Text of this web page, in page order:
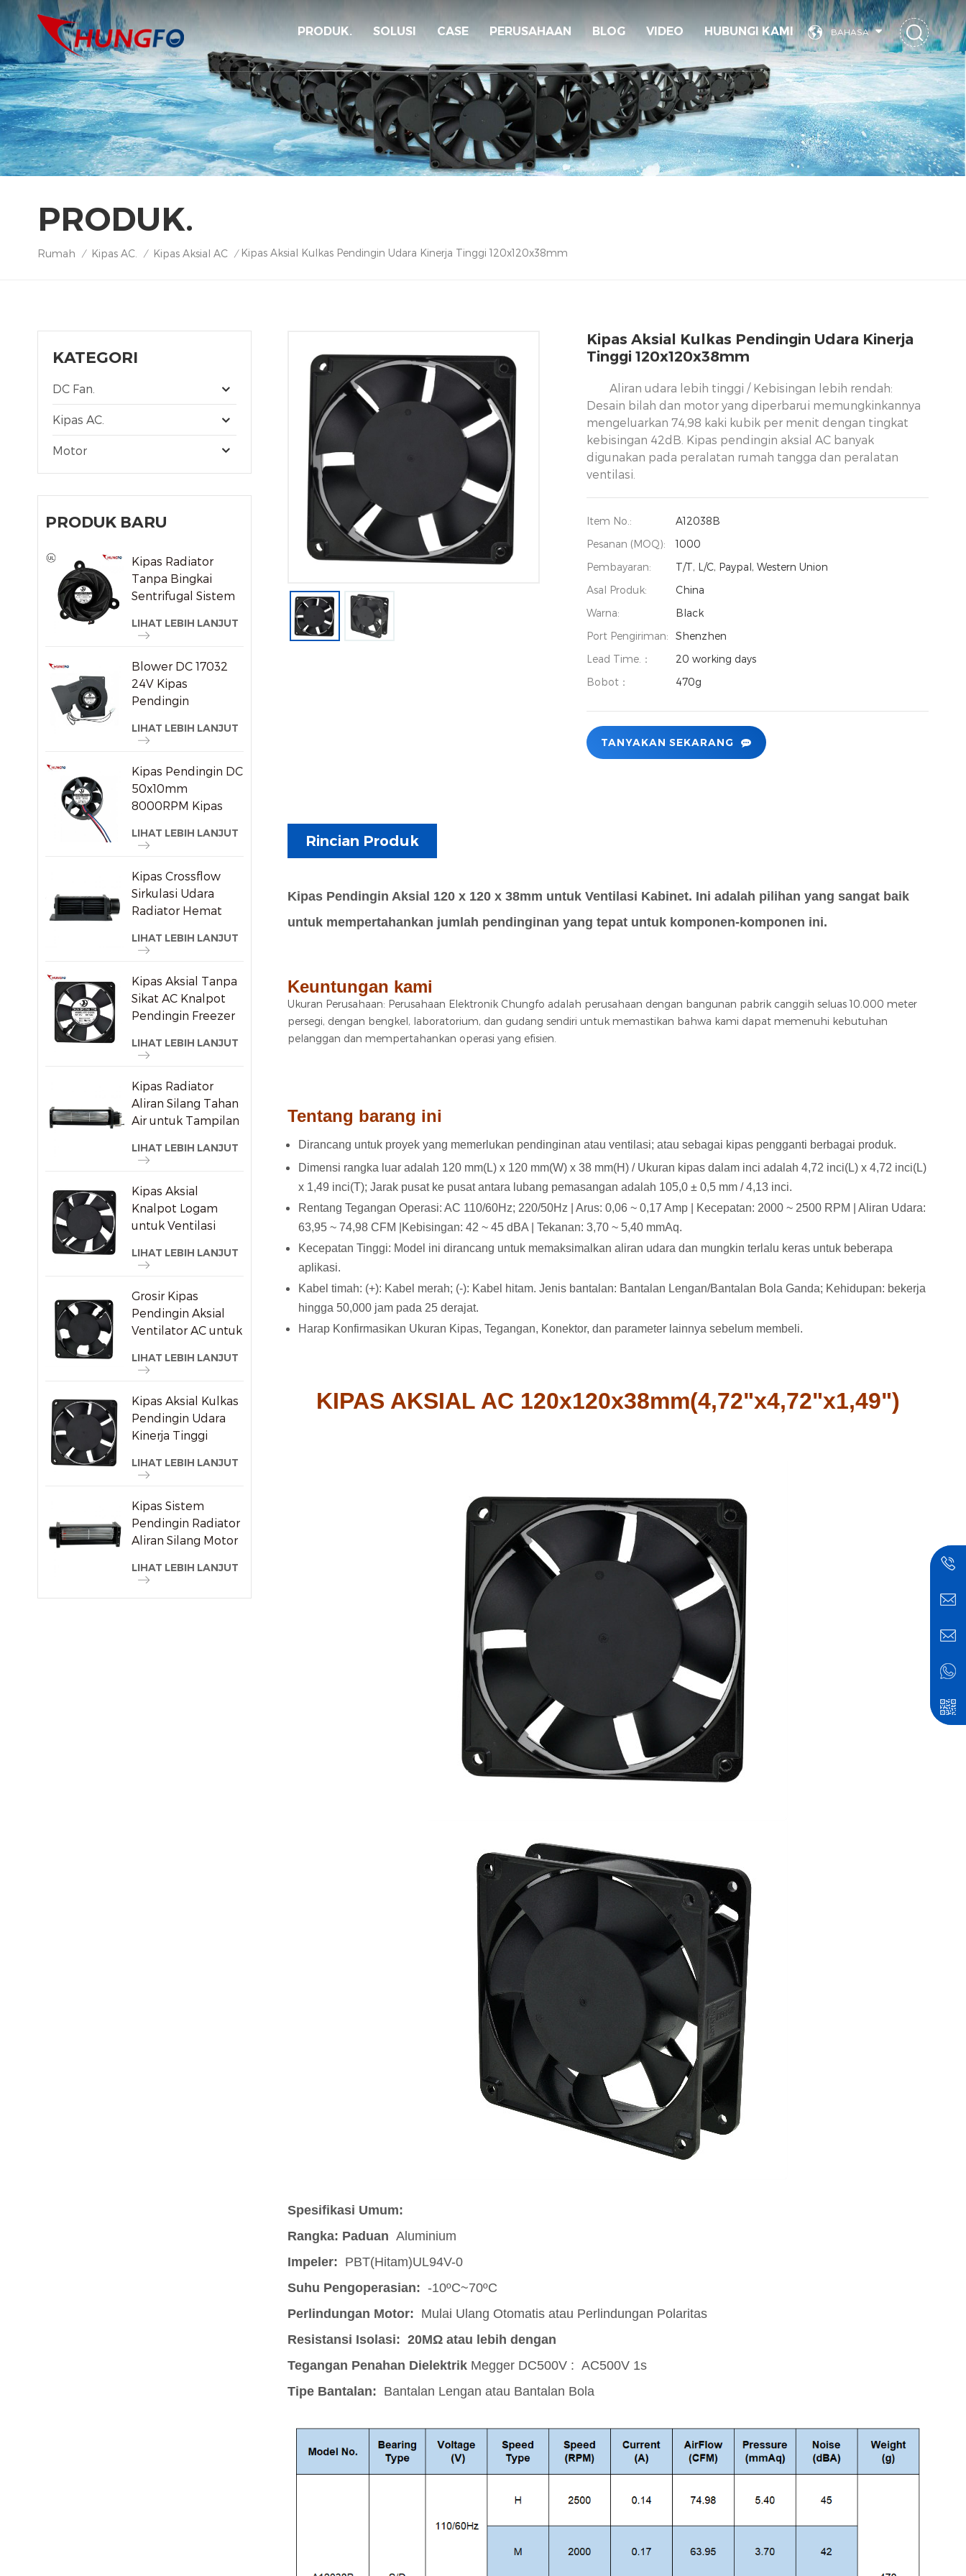
BAHASA
PRODUK. SOLUSI CASE PERUSAHAAN BLOG VIDEO HUBUNGI KAMI
PRODUK.
Rumah / Kipas AC. / Kipas Aksial AC / Kipas Aksial Kulkas Pendingin Udara Kinerja Tinggi 120x120x38mm
KATEGORI
DC Fan.
Kipas AC.
Motor
PRODUK BARU
Kipas Radiator
Tanpa Bingkai
Sentrifugal Sistem
DC/Ec
LIHAT LEBIH LANJUT
Blower DC 17032
24V Kipas
Pendingin
Tekanan Statis
LIHAT LEBIH LANJUT
Kipas Pendingin DC
50x10mm
8000RPM Kipas
Berkecepatan
Perangkat
Elektronik Kecil
LIHAT LEBIH LANJUT
Kipas Crossflow
Sirkulasi Udara
Radiator Hemat
LIHAT LEBIH LANJUT
Kipas Aksial Tanpa
Sikat AC Knalpot
Pendingin Freezer
LIHAT LEBIH LANJUT
Kipas Radiator
Aliran Silang Tahan
Air untuk Tampilan
LIHAT LEBIH LANJUT
Kipas Aksial
Knalpot Logam
untuk Ventilasi
LIHAT LEBIH LANJUT
Grosir Kipas
Pendingin Aksial
Ventilator AC untuk
LIHAT LEBIH LANJUT
Kipas Aksial Kulkas
Pendingin Udara
Kinerja Tinggi
LIHAT LEBIH LANJUT
Kipas Sistem
Pendingin Radiator
Aliran Silang Motor
LIHAT LEBIH LANJUT
Kipas Aksial Kulkas Pendingin Udara Kinerja
Tinggi 120x120x38mm
Aliran udara lebih tinggi / Kebisingan lebih rendah:
Desain bilah dan motor yang diperbarui memungkinkannya
mengeluarkan 74,98 kaki kubik per menit dengan tingkat
kebisingan 42dB. Kipas pendingin aksial AC banyak
digunakan pada peralatan rumah tangga dan peralatan
ventilasi.
Item No.:
A12038B
Pesanan (MOQ):
1000
Pembayaran:
T/T, L/C, Paypal, Western Union
Asal Produk:
China
Warna:
Black
Port Pengiriman:
Shenzhen
Lead Time.：
20 working days
Bobot：
470g
TANYAKAN SEKARANG
Rincian Produk
Kipas Pendingin Aksial 120 x 120 x 38mm untuk Ventilasi Kabinet. Ini adalah pilihan yang sangat baik
untuk mempertahankan jumlah pendinginan yang tepat untuk komponen-komponen ini.
Keuntungan kami
Ukuran Perusahaan: Perusahaan Elektronik Chungfo adalah perusahaan dengan bangunan pabrik canggih seluas 10.000 meter
persegi, dengan bengkel, laboratorium, dan gudang sendiri untuk memastikan bahwa kami dapat memenuhi kebutuhan
pelanggan dan mempertahankan operasi yang efisien.
Tentang barang ini
Dirancang untuk proyek yang memerlukan pendinginan atau ventilasi; atau sebagai kipas pengganti berbagai produk.
Dimensi rangka luar adalah 120 mm(L) x 120 mm(W) x 38 mm(H) / Ukuran kipas dalam inci adalah 4,72 inci(L) x 4,72 inci(L)
x 1,49 inci(T); Jarak pusat ke pusat antara lubang pemasangan adalah 105,0 ± 0,5 mm / 4,13 inci.
Rentang Tegangan Operasi: AC 110/60Hz; 220/50Hz | Arus: 0,06 ~ 0,17 Amp | Kecepatan: 2000 ~ 2500 RPM | Aliran Udara:
63,95 ~ 74,98 CFM |Kebisingan: 42 ~ 45 dBA | Tekanan: 3,70 ~ 5,40 mmAq.
Kecepatan Tinggi: Model ini dirancang untuk memaksimalkan aliran udara dan mungkin terlalu keras untuk beberapa
aplikasi.
Kabel timah: (+): Kabel merah; (-): Kabel hitam. Jenis bantalan: Bantalan Lengan/Bantalan Bola Ganda; Kehidupan: bekerja
hingga 50,000 jam pada 25 derajat.
Harap Konfirmasikan Ukuran Kipas, Tegangan, Konektor, dan parameter lainnya sebelum membeli.
KIPAS AKSIAL AC 120x120x38mm(4,72"x4,72"x1,49")
Spesifikasi Umum:
Rangka: Paduan Aluminium
Impeler: PBT(Hitam)UL94V-0
Suhu Pengoperasian: -10ºC~70ºC
Perlindungan Motor: Mulai Ulang Otomatis atau Perlindungan Polaritas
Resistansi Isolasi: 20MΩ atau lebih dengan
Tegangan Penahan DielektrikMegger DC500V : AC500V 1s
Tipe Bantalan: Bantalan Lengan atau Bantalan Bola